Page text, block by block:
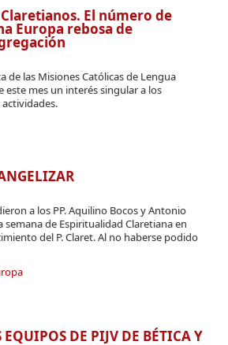
El número de
Europa rebosa de
de las Misiones Católicas de Lengua
este mes un interés singular a los
a los PP. Aquilino Bocos y Antonio
semana de Espiritualidad Claretiana en
del P. Claret. Al no haberse podido
DE PIJV DE BÉTICA Y